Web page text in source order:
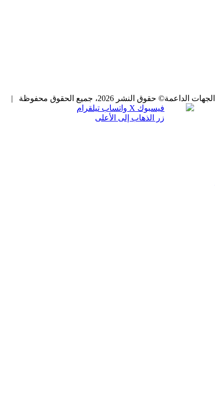
الجهات الداعمة© حقوق النشر 2026، جميع الحقوق محفوظة |
فيسبوك X واتساب تيلقرام
زر الذهاب إلى الأعلى